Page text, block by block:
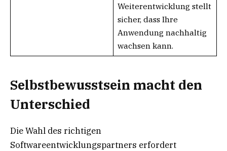
Weiterentwicklung stellt
sicher, dass Ihre
Anwendung nachhaltig
wachsen kann.
Selbstbewusstsein macht den
Unterschied
Die Wahl des richtigen
Softwareentwicklungspartners erfordert